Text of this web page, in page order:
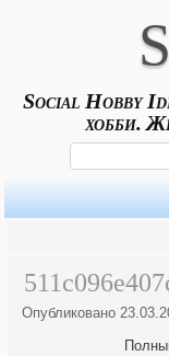
Social Hobby
хобби.
Опубликовано